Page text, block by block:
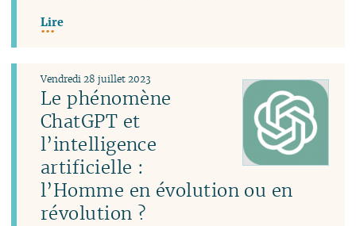
Lire
Le phénomène
ChatGPT et
l’intelligence
artificielle :
l’Homme en évolution ou en
révolution ?
Vendredi 28 juillet 2023